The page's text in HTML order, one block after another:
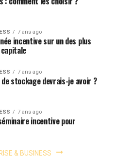
7 ans ago
incentive sur un des plus
7 ans ago
stockage devrais-je avoir ?
7 ans ago
incentive pour
& BUSINESS